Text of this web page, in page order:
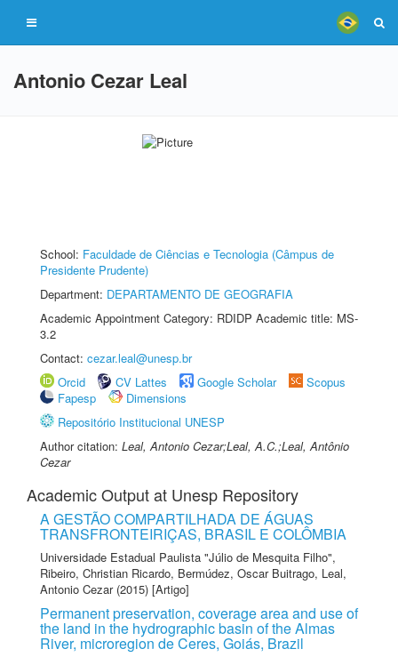
Antonio Cezar Leal
School: Faculdade de Ciências e Tecnologia (Câmpus de
Presidente Prudente)
Department: DEPARTAMENTO DE GEOGRAFIA
Academic Appointment Category: RDIDP Academic title: MS-
3.2
Contact: cezar.leal@unesp.br
Orcid
CV Lattes Google Scholar
Scopus
Fapesp
Dimensions
Repositório Institucional UNESP
Author citation: Leal, Antonio Cezar;Leal, A.C.;Leal, Antônio
Cezar
Academic Output at Unesp Repository
A GESTÃO COMPARTILHADA DE ÁGUAS
TRANSFRONTEIRIÇAS, BRASIL E COLÔMBIA
Universidade Estadual Paulista "Júlio de Mesquita Filho",
Ribeiro, Christian Ricardo, Bermúdez, Oscar Buitrago, Leal,
Antonio Cezar(2015) [Artigo]
Permanent preservation, coverage area and use of
the land in the hydrographic basin of the Almas
River, microregion de Ceres, Goiás, Brazil